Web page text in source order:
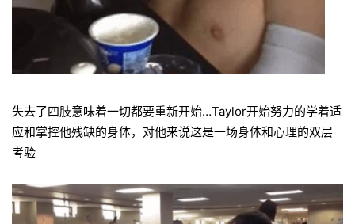
失去了四肢意味着一切都要重新开始…Taylor开始努力的学着适
应和掌控他残缺的身体，对他来说这是一场身体和心理的双层
考验